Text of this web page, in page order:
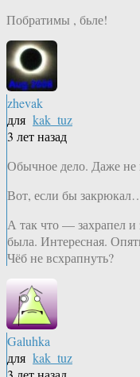
Побратимы , бьле!
zhevak
для kak_tuz
3 лет назад
Обычное дело. Даже не
Вот, если бы
А так что — захрапел и
была. Интересная.
Чёб не всхрапнуть?
Galuhka
для kak_tuz